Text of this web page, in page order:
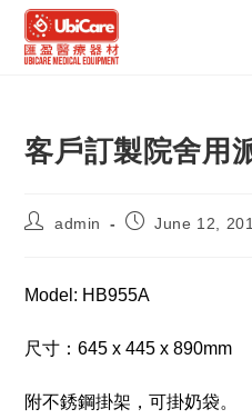
Skip
content
客戶訂製院舍用
Postadmin
PostJune 12,
Model: HB955A
尺寸：645 x 445 x 890mm
附不銹鋼掛架，可掛奶袋。